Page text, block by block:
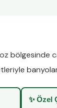
bölgesinde
✨ Özel